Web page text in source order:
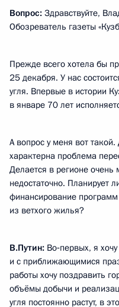
Вопрос: Здравствуйте,
Обозреватель газеты
Прежде всего хотела бы
25 декабря. У нас
угля. Впервые в истории
в январе 70 лет
А вопрос у меня вот
характерна проблема
Делается в регионе очень
недостаточно. Планирует
финансирование
из ветхого жилья?
В.Путин: Во‑первых, я
и с приближающимися
работы хочу поздравить
объёмы добычи и
угля постоянно растут, в